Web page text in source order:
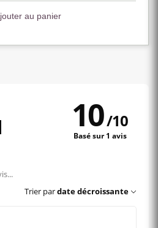
au panier
10/10
Basé sur 1 avis
Trier pardate décroissante